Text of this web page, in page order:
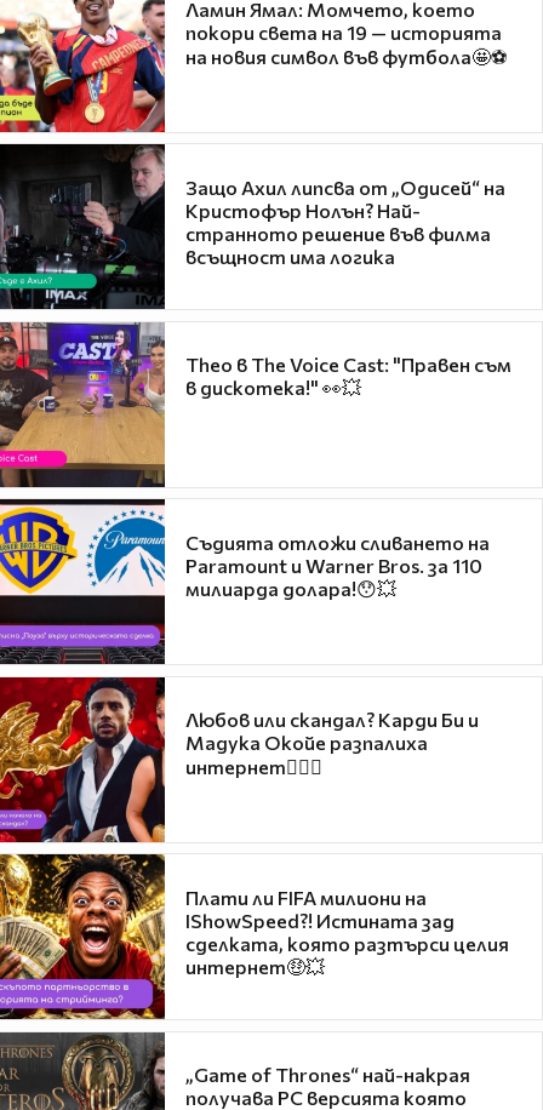
Ламин Ямал: Момчето, което
покори света на 19 — историята
на новия символ във футбола🤩⚽
Защо Ахил липсва от „Одисей“ на
Кристофър Нолън? Най-
странното решение във филма
всъщност има логика
Theo в The Voice Cast: "Правен съм
в дискотека!" 👀💥
Съдията отложи сливането на
Paramount и Warner Bros. за 110
милиарда долара!😯💥
Любов или скандал? Карди Би и
Мадука Окойе разпалиха
интернет❤️‍🔥🔥
Плати ли FIFA милиони на
IShowSpeed?! Истината зад
сделката, която разтърси целия
интернет🤑💥
„Game of Thrones“ най-накрая
получава PC версията която